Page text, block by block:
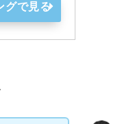
グで見る